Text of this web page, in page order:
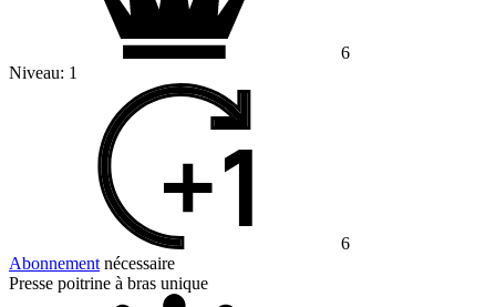
6
Niveau: 1
6
Abonnement nécessaire
Presse poitrine à bras unique